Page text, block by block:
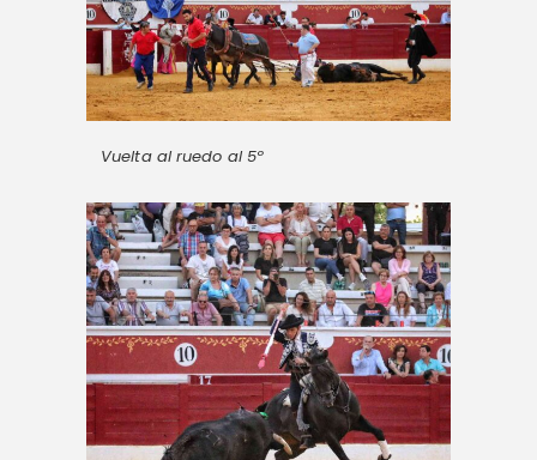
Vuelta al ruedo al 5º